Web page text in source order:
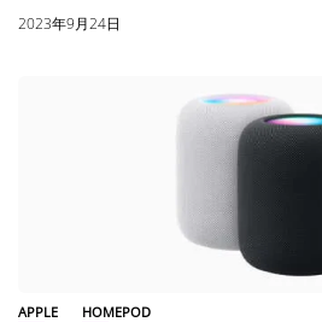
2023年9月24日
APPLE HOMEPOD